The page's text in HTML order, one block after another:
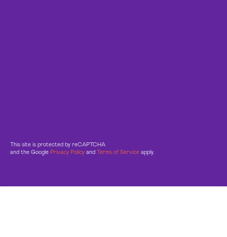
This site is protected by reCAPTCHA
and the Google Privacy Policy and Terms of Service apply.